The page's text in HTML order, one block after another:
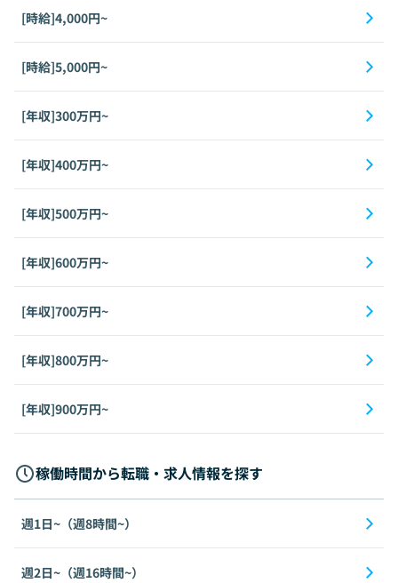
[時給]4,000円~
[時給]5,000円~
[年収]300万円~
[年収]400万円~
[年収]500万円~
[年収]600万円~
[年収]700万円~
[年収]800万円~
[年収]900万円~
稼働時間から転職・求人情報を探す
週1日~（週8時間~）
週2日~（週16時間~）